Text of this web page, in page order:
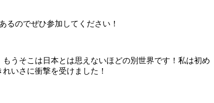
るのでぜひ参加してください！
うそこは日本とは思えないほどの別世界です！私は初め
いさに衝撃を受けました！